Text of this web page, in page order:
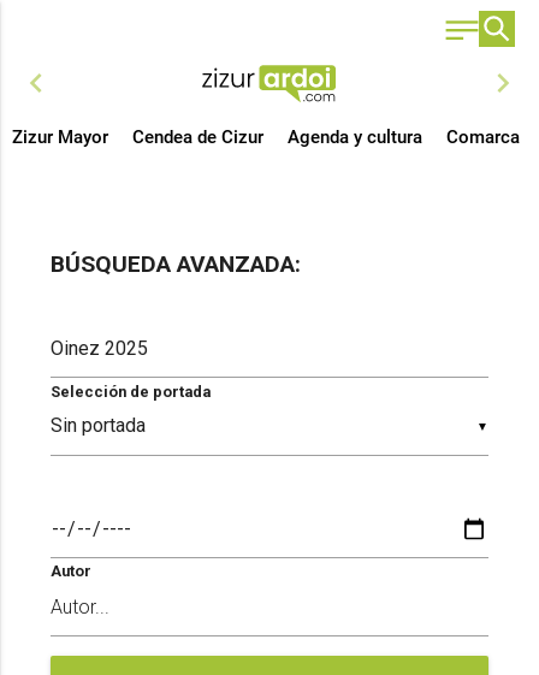
chevron_left chevron_right
Zizur Mayor Cendea de Cizur Agenda y cultura Comarca
BÚSQUEDA AVANZADA:
▼
Selección de portada
Autor